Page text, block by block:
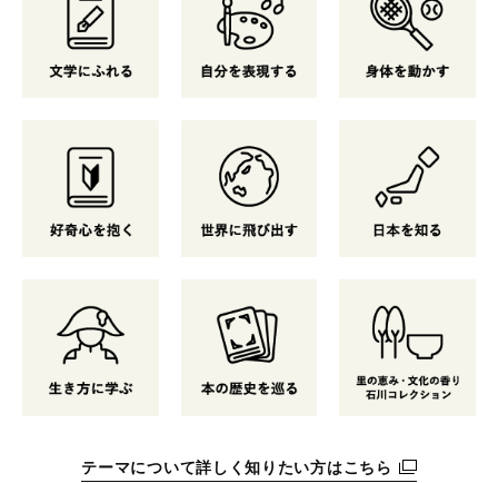
テーマについて詳しく知りたい方はこちら